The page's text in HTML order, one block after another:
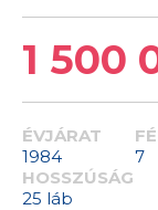
1 500
ÉVJÁRAT
1984
7
HOSSZÚSÁG
25 láb